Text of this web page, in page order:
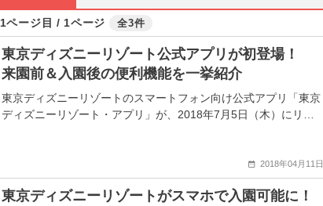
1ページ目 / 1ページ 全3件
東京ディズニーリゾート公式アプリが初登場！
来園前＆入園後の便利機能を一挙紹介
東京ディズニーリゾートのスマートフォン向け公式アプリ「東京
ディズニーリゾート・アプリ」が、2018年7月5日（木）にリ…
2018年04月11日
東京ディズニーリゾートがスマホで入園可能に！